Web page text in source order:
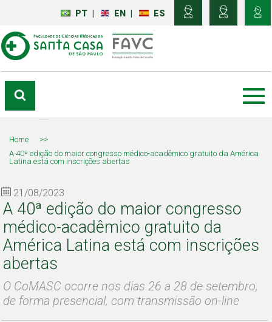
PT EN ES
Home
>>
A 40ª edição do maior congresso médico-acadêmico gratuito da América
Latina está com inscrições abertas
21/08/2023
A 40ª edição do maior congresso
médico-acadêmico gratuito da
América Latina está com inscrições
abertas
O CoMASC ocorre nos dias 26 a 28 de setembro,
de forma presencial, com transmissão on-line